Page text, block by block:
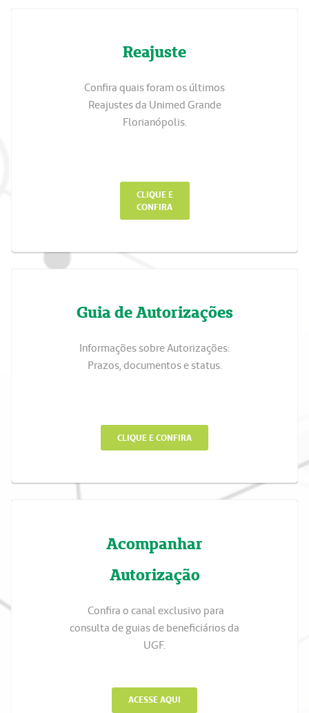
Reajuste
Confira quais foram os últimos
Reajustes da Unimed Grande
Florianópolis.
CLIQUE E
CONFIRA
Guia de Autorizações
Informações sobre Autorizações:
Prazos, documentos e status.
CLIQUE E CONFIRA
Acompanhar
Autorização
Confira o canal exclusivo para
consulta de guias de beneficiários da
UGF.
ACESSE AQUI